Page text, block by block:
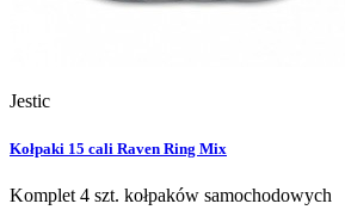
Jestic
Kołpaki 15 cali Raven Ring Mix
Komplet 4 szt. kołpaków samochodowych